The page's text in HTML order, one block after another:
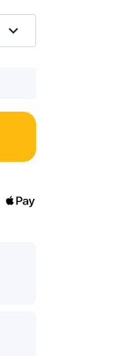
expand_more